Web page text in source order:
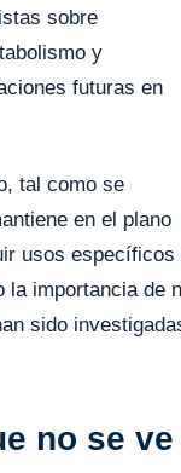
sobre
y
futuras en
tal como se
en el plano
usos específicos
la importancia de
sido
no se ve